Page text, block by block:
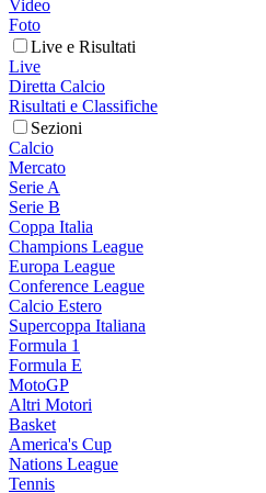
Video
Foto
Live e Risultati
Live
Diretta Calcio
Risultati e Classifiche
Sezioni
Calcio
Mercato
Serie A
Serie B
Coppa Italia
Champions League
Europa League
Conference League
Calcio Estero
Supercoppa Italiana
Formula 1
Formula E
MotoGP
Altri Motori
Basket
America's Cup
Nations League
Tennis